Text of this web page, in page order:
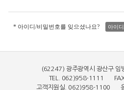
* 아이디/비밀번호를 잊으셨나요? 아이
(62247) 광주광역시 광산구 임
TEL. 062)958-1111
고객지원실. 062)958-1100